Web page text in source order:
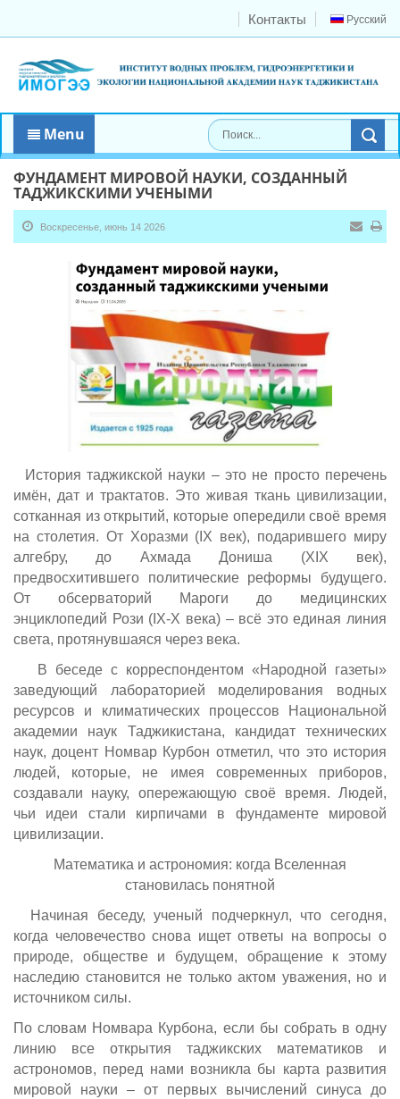
Русский
Контакты
Menu
ФУНДАМЕНТ МИРОВОЙ НАУКИ, СОЗДАННЫЙ
ТАДЖИКСКИМИ УЧЕНЫМИ
Воскресенье, июнь 14 2026
История таджикской науки – это не просто перечень
имён, дат и трактатов. Это живая ткань цивилизации,
сотканная из открытий, которые опередили своё время
на столетия. От Хоразми (IX век), подарившего миру
алгебру, до Ахмада Дониша (XIX век),
предвосхитившего политические реформы будущего.
От обсерваторий Мароги до медицинских
энциклопедий Рози (IX-X века) – всё это единая линия
света, протянувшаяся через века.
В беседе с корреспондентом «Народной газеты»
заведующий лабораторией моделирования водных
ресурсов и климатических процессов Национальной
академии наук Таджикистана, кандидат технических
наук, доцент Номвар Курбон отметил, что это история
людей, которые, не имея современных приборов,
создавали науку, опережающую своё время. Людей,
чьи идеи стали кирпичами в фундаменте мировой
цивилизации.
Математика и астрономия: когда Вселенная
становилась понятной
Начиная беседу, ученый подчеркнул, что сегодня,
когда человечество снова ищет ответы на вопросы о
природе, обществе и будущем, обращение к этому
наследию становится не только актом уважения, но и
источником силы.
По словам Номвара Курбона, если бы собрать в одну
линию все открытия таджикских математиков и
астрономов, перед нами возникла бы карта развития
мировой науки – от первых вычислений синуса до